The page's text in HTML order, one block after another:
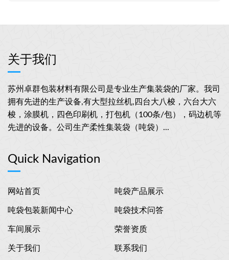
关于我们
苏州卓群包装材料有限公司是专业生产集装袋的厂家。我司
拥有先进的生产设备,有大型拉丝机,四台大八梭，六台大六
梭，涂膜机，四色印刷机，打包机（100条/包），码边机等
先进的设备。公司生产柔性集装袋（吨袋）...
Quick Navigation
网站首页 吨袋产品展示
吨袋包装新闻中心 吨袋技术问答
车间展示 荣誉资质
关于我们 联系我们